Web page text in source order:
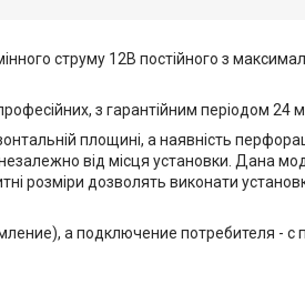
струму 12В постійного з
з гарантійним періодом 24
площині, а наявність
від місця установки. Дана
розміри дозволять виконати
а подключение потребителя -